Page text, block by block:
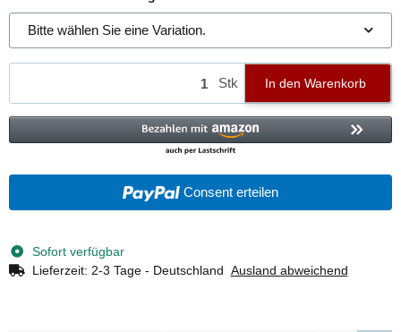
Bitte wählen Sie eine Variation.
Stk In den Warenkorb
Consent erteilen
Sofort verfügbar
Lieferzeit: 2-3 Tage - Deutschland Ausland abweichend